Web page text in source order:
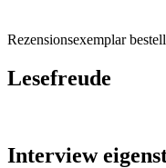
Rezensionsexemplar
Lesefreude
Interview